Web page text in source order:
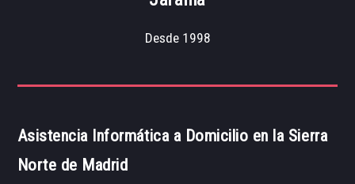
Desde 1998
Asistencia Informática a Domicilio en la Sierra
Norte de Madrid